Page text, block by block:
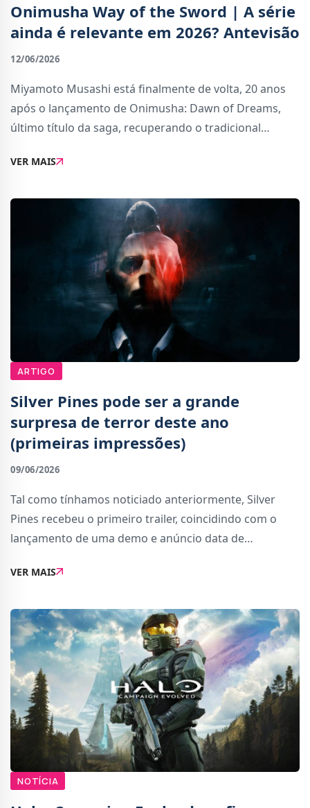
Onimusha Way of the Sword | A série
ainda é relevante em 2026? Antevisão
12/06/2026
Miyamoto Musashi está finalmente de volta, 20 anos
após o lançamento de Onimusha: Dawn of Dreams,
último título da saga, recuperando o tradicional
introduzido a uma nova geração de amantes de j
VER MAIS
ARTIGO
Silver Pines pode ser a grande
surpresa de terror deste ano
(primeiras impressões)
09/06/2026
Tal como tínhamos noticiado anteriormente, Silver
Pines recebeu o primeiro trailer, coincidindo com o
lançamento de uma demo e anúncio data de
estreante do pequeno estúdio Wych Elm, constituí
VER MAIS
NOTÍCIA